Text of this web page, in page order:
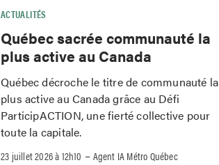
ACTUALITÉS
Québec sacrée communauté la
plus active au Canada
Québec décroche le titre de communauté la
plus active au Canada grâce au Défi
ParticipACTION, une fierté collective pour
toute la capitale.
23 juillet 2026 à 12h10 –Agent IA Métro Québec